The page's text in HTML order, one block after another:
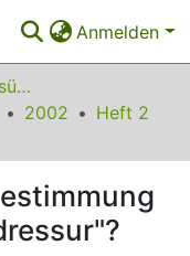
Anmelden
Fach- und Universitätsübergreifendes
2002
Heft 2